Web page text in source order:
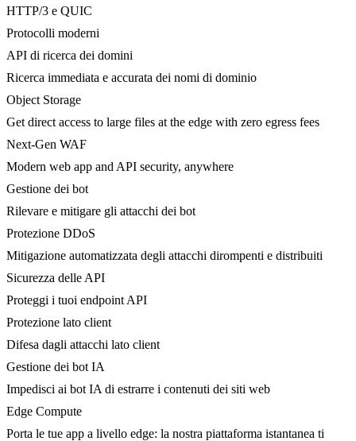
HTTP/3 e QUIC
Protocolli moderni
API di ricerca dei domini
Ricerca immediata e accurata dei nomi di dominio
Object Storage
Get direct access to large files at the edge with zero egress fees
Next-Gen WAF
Modern web app and API security, anywhere
Gestione dei bot
Rilevare e mitigare gli attacchi dei bot
Protezione DDoS
Mitigazione automatizzata degli attacchi dirompenti e distribuiti
Sicurezza delle API
Proteggi i tuoi endpoint API
Protezione lato client
Difesa dagli attacchi lato client
Gestione dei bot IA
Impedisci ai bot IA di estrarre i contenuti dei siti web
Edge Compute
Porta le tue app a livello edge: la nostra piattaforma istantanea ti